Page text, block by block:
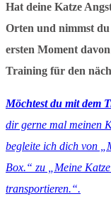
Hat deine Katze
Orten und nimmst
ersten Moment
Training für den
Möchtest du mit dem
dir gerne mal meinen
begleite ich dich von
Box.“ zu „Meine
transportieren.“.